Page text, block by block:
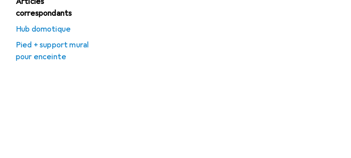
correspondants
Hub domotique
Pied + support mural
pour enceinte